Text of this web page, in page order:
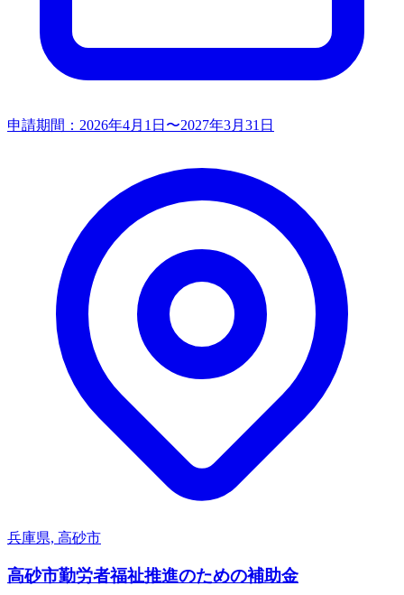
申請期間： 2026年4月1日〜2027年3月31日
兵庫県, 高砂市
高砂市勤労者福祉推進のための補助金